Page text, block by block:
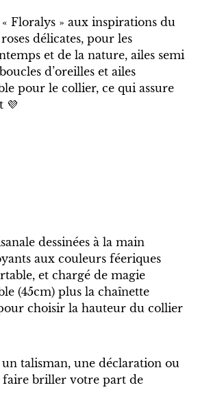
« Floralys » aux inspirations du
délicates, pour les
et de la nature, ailes semi
d’oreilles et ailes
pour le collier, ce qui assure
💜
dessinées à la main
aux couleurs féeriques
et chargé de magie
(45cm) plus la chaînette
choisir la hauteur du collier
talisman, une déclaration ou
briller votre part de